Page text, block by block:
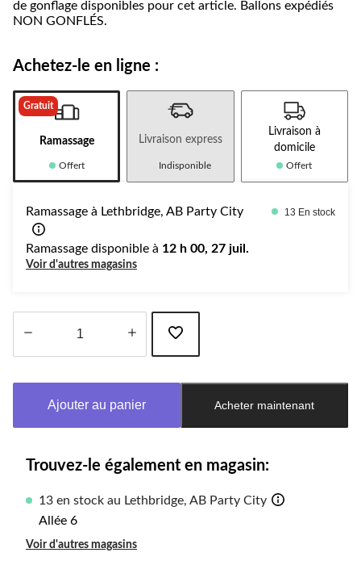
de gonflage disponibles pour cet article. Ballons expédiés
NON GONFLÉS.
Achetez-le en ligne :
Gratuit
Ramassage
Offert
Livraison express
Indisponible
Livraison à
domicile
Offert
Ramassage à Lethbridge, AB Party City 13 En stock
Ramassage disponible à 12 h 00, 27 juil.
Voir d'autres magasins
à
Ajouter au panier Acheter maintenant
Trouvez-le également en magasin:
13 en stock au Lethbridge, AB Party City
Allée 6
Voir d'autres magasins